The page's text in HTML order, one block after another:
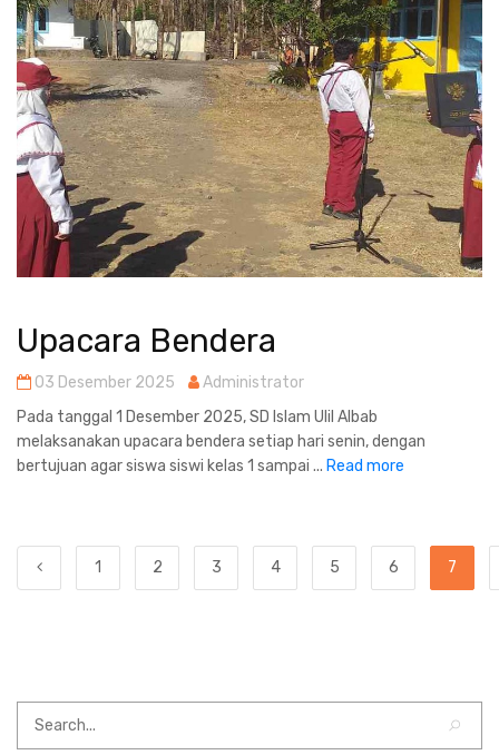
Upacara Bendera
03 Desember 2025
Administrator
Pada tanggal 1 Desember 2025, SD Islam Ulil Albab
melaksanakan upacara bendera setiap hari senin, dengan
bertujuan agar siswa siswi kelas 1 sampai ... Read more
1 2 3 4 5 6 7